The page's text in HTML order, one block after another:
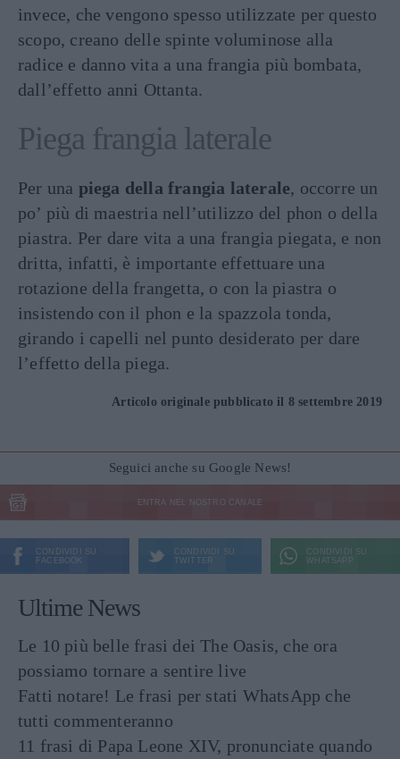
invece, che vengono spesso utilizzate per questo
scopo, creano delle spinte voluminose alla
radice e danno vita a una frangia più bombata,
dall’effetto anni Ottanta.
Piega frangia laterale
Per una piega della frangia laterale, occorre un
po’ più di maestria nell’utilizzo del phon o della
piastra. Per dare vita a una frangia piegata, e non
dritta, infatti, è importante effettuare una
rotazione della frangetta, o con la piastra o
insistendo con il phon e la spazzola tonda,
girando i capelli nel punto desiderato per dare
l’effetto della piega.
Articolo originale pubblicato il 8 settembre 2019
Seguici anche su Google News!
ENTRA NEL NOSTRO CANALE
CONDIVIDI SU
FACEBOOK
CONDIVIDI SU
TWITTER
CONDIVIDI SU
WHATSAPP
Ultime News
Le 10 più belle frasi dei The Oasis, che ora
possiamo tornare a sentire live
Fatti notare! Le frasi per stati WhatsApp che
tutti commenteranno
11 frasi di Papa Leone XIV, pronunciate quando